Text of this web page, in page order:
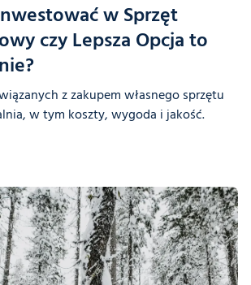
w Sprzęt
czy Lepsza Opcja to
z zakupem własnego sprzętu
w tym koszty, wygoda i jakość.